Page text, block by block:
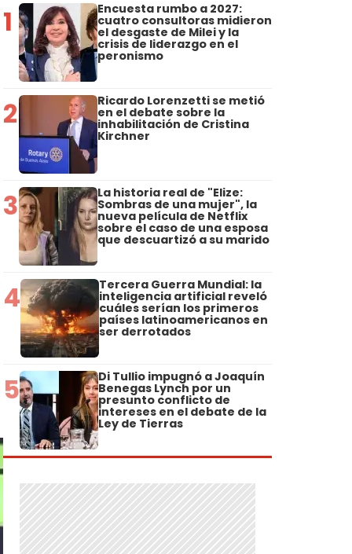
1 Encuesta rumbo a 2027:
cuatro consultoras midieron
el desgaste de Milei y la
crisis de liderazgo en el
peronismo
2 Ricardo Lorenzetti se metió
en el debate sobre la
inhabilitación de Cristina
Kirchner
3 La historia real de "Elize:
Sombras de una mujer", la
nueva película de Netflix
sobre el caso de una esposa
que descuartizó a su marido
4 Tercera Guerra Mundial: la
inteligencia artificial reveló
cuáles serían los primeros
países latinoamericanos en
ser derrotados
5 Di Tullio impugnó a Joaquín
Benegas Lynch por un
presunto conflicto de
intereses en el debate de la
Ley de Tierras